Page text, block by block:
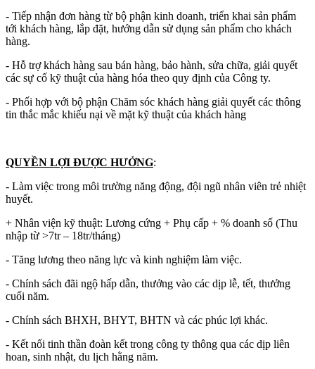
- Tiếp nhận đơn hàng từ bộ phận kinh doanh, triển khai sản phẩm
tới khách hàng, lắp đặt, hướng dẫn sử dụng sản phẩm cho khách
hàng.
- Hỗ trợ khách hàng sau bán hàng, bảo hành, sửa chữa, giải quyết
các sự cố kỹ thuật của hàng hóa theo quy định của Công ty.
- Phối hợp với bộ phận Chăm sóc khách hàng giải quyết các thông
tin thắc mắc khiếu nại về mặt kỹ thuật của khách hàng
QUYỀN LỢI ĐƯỢC HƯỞNG:
- Làm việc trong môi trường năng động, đội ngũ nhân viên trẻ nhiệt
huyết.
+ Nhân viện kỹ thuật: Lương cứng + Phụ cấp + % doanh số (Thu
nhập từ >7tr – 18tr/tháng)
- Tăng lương theo năng lực và kinh nghiệm làm việc.
- Chính sách đãi ngộ hấp dẫn, thưởng vào các dịp lễ, tết, thưởng
cuối năm.
- Chính sách BHXH, BHYT, BHTN và các phúc lợi khác.
- Kết nối tinh thần đoàn kết trong công ty thông qua các dịp liên
hoan, sinh nhật, du lịch hằng năm.